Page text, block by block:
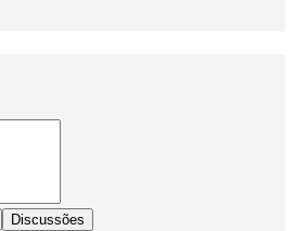
Discussões